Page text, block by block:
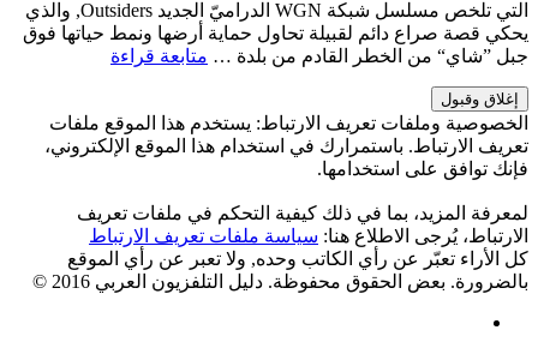
التي تلخص مسلسل شبكة WGN الدراميّ الجديد Outsiders, والذي
يحكي قصة صراع دائم لقبيلة تحاول حماية أرضها ونمط حياتها فوق
جبل ”شاي“ من الخطر القادم من بلدة … متابعة قراءة
جديدة
من
الخصوصية وملفات تعريف الارتباط: يستخدم هذا الموقع ملفات
تعريف الارتباط. باستمرارك في استخدام هذا الموقع الإلكتروني،
فإنك توافق على استخدامها.
لمعرفة المزيد، بما في ذلك كيفية التحكم في ملفات تعريف
الارتباط، يُرجى الاطلاع هنا: سياسة ملفات تعريف الارتباط
كل الأراء تعبّر عن رأي الكاتب وحده, ولا تعبر عن رأي الموقع
بالضرورة. بعض الحقوق محفوظة. دليل التلفزيون العربي 2016 ©